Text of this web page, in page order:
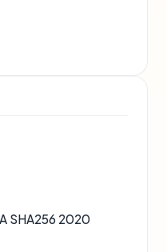
SHA256 2020